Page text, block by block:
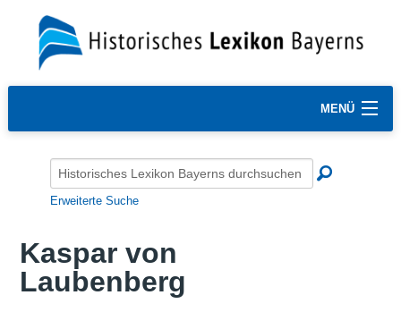
MENÜ
Erweiterte Suche
Kaspar von
Laubenberg